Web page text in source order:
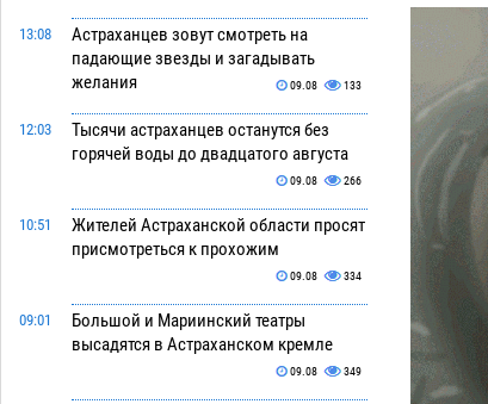
13:08
Астраханцев зовут смотреть на
падающие звезды и загадывать
желания
09.08 133
12:03
Тысячи астраханцев останутся без
горячей воды до двадцатого августа
09.08 266
10:51
Жителей Астраханской области просят
присмотреться к прохожим
09.08 334
09:01
Большой и Мариинский театры
высадятся в Астраханском кремле
09.08 349